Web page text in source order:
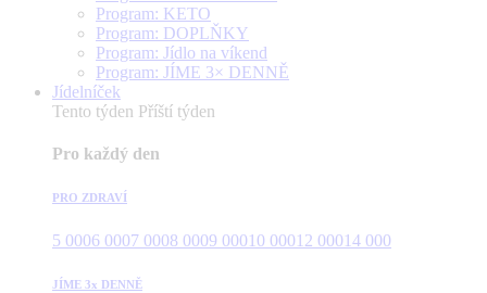
Program: KETO
Program: DOPLŇKY
Program: Jídlo na víkend
Program: JÍME 3× DENNĚ
Jídelníček
Tento týden Příští týden
Pro každý den
PRO ZDRAVÍ
5 0006 0007 0008 0009 00010 00012 00014 000
JÍME 3x DENNĚ